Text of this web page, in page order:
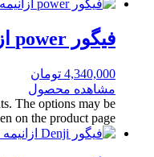
فیگور power ازانیمه chainsaw man
4,340,000 تومان
مشاهده محصول
The options may be
on the product page